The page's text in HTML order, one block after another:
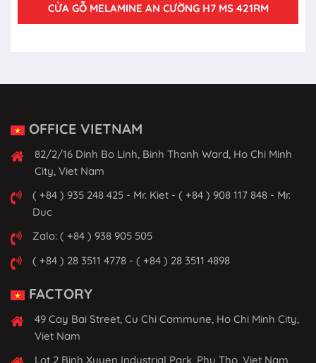
CỬA GỖ MELAMINE AN CƯỜNG H7 MS 421RM
OFFICE VIETNAM
82/2/16 Dinh Bo Linh, Binh Thanh Ward, Ho Chi Minh
City, Viet Nam
( +84 ) 935 248 425 - Mr. Kiet - ( +84 ) 908 117 848 - Mr.
Duc
Zalo: ( +84 ) 938 905 505
( +84 ) 28 3511 4778 - ( +84 ) 28 3511 4898
FACTORY
49 Cay Bai Street, Cu Chi Commune, Ho Chi Minh City,
Viet Nam
Lot 2 Binh Xuyen Industrial Park, Phu Tho, Viet Nam